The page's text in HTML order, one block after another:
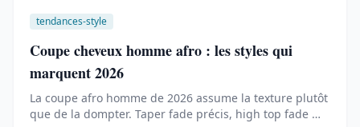
tendances-style
Coupe cheveux homme afro : les styles qui
marquent 2026
La coupe afro homme de 2026 assume la texture plutôt
que de la dompter. Taper fade précis, high top fade …